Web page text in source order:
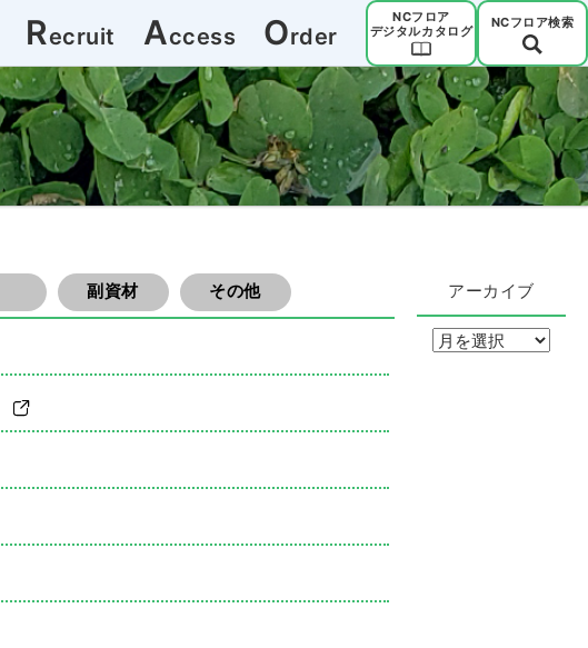
Recruit Access Order
NCフロア
デジタルカタログ
NCフロア検索
副資材 その他 アーカイブ